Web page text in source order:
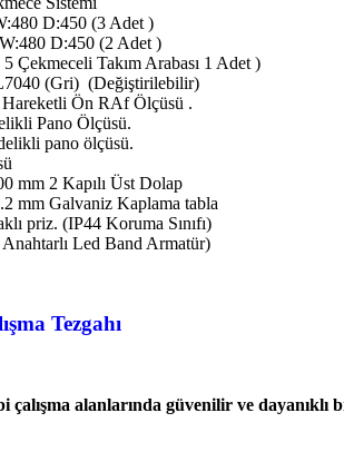
D:450 (3 Adet )
D:450 (2 Adet )
Çekmeceli Takım Arabası 1 Adet )
(Gri) (Değiştirilebilir)
Ön RAf Ölçüsü .
Pano Ölçüsü.
pano ölçüsü.
mm 2 Kapılı Üst Dolap
mm Galvaniz Kaplama tabla
priz. (IP44 Koruma Sınıfı)
Led Band Armatür)
Tezgahı
çalışma alanlarında güvenilir ve